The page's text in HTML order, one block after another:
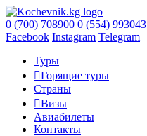
0 (700) 708900 0 (554) 993043
Facebook Instagram Telegram
Туры
Горящие туры
Страны
Визы
Авиабилеты
Контакты